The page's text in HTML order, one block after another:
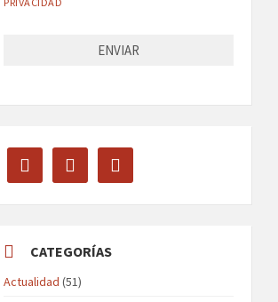
facebook twitter instagram
CATEGORÍAS
Actualidad (51)